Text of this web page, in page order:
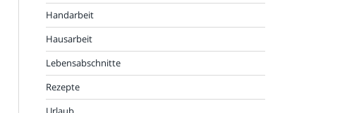
Handarbeit
Hausarbeit
Lebensabschnitte
Rezepte